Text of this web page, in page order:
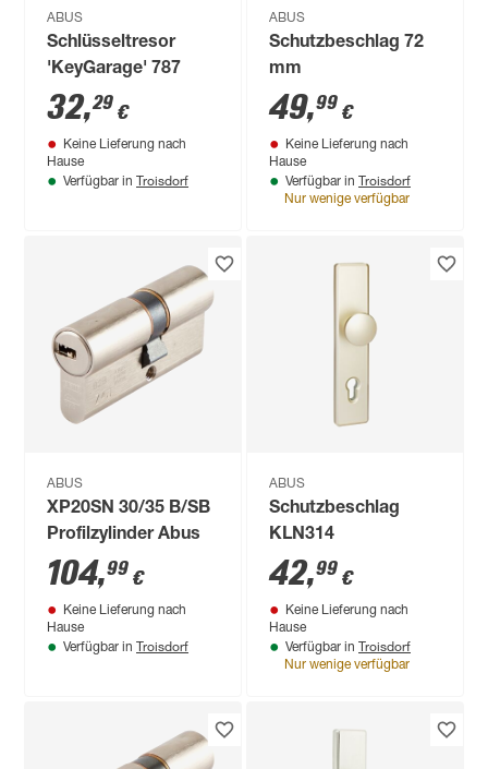
ABUS
Schlüsseltresor
'KeyGarage' 787
32,29 €
Keine Lieferung nach
Hause
Verfügbar in Troisdorf
ABUS
Schutzbeschlag 72
mm
49,99 €
Keine Lieferung nach
Hause
Verfügbar in Troisdorf
Nur wenige verfügbar
ABUS
XP20SN 30/35 B/SB
Profilzylinder Abus
104,99 €
Keine Lieferung nach
Hause
Verfügbar in Troisdorf
ABUS
Schutzbeschlag
KLN314
42,99 €
Keine Lieferung nach
Hause
Verfügbar in Troisdorf
Nur wenige verfügbar